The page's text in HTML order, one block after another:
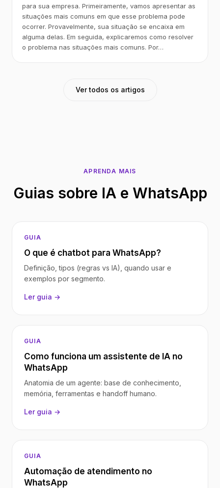
para sua empresa. Primeiramente, vamos apresentar as
situações mais comuns em que esse problema pode
ocorrer. Provavelmente, sua situação se encaixa em
alguma delas. Em seguida, explicaremos como resolver
o problema nas situações mais comuns. Por…
Ver todos os artigos
APRENDA MAIS
Guias sobre IA e WhatsApp
GUIA
O que é chatbot para WhatsApp?
Definição, tipos (regras vs IA), quando usar e
exemplos por segmento.
Ler guia →
GUIA
Como funciona um assistente de IA no
WhatsApp
Anatomia de um agente: base de conhecimento,
memória, ferramentas e handoff humano.
Ler guia →
GUIA
Automação de atendimento no
WhatsApp